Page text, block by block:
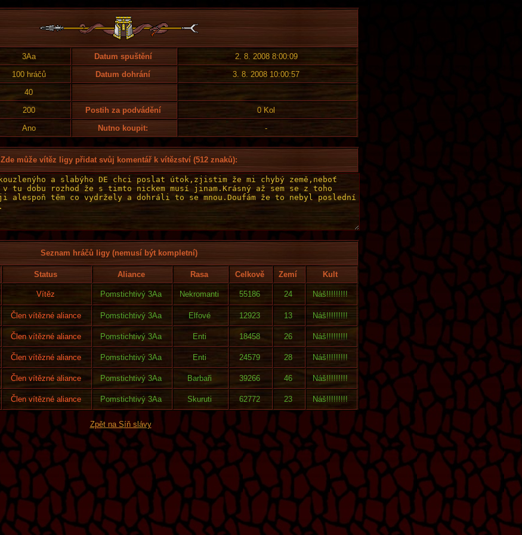
3Aa Datum spuštění
2. 8. 2008 8:00:09
100 hráčů Datum dohrání
3. 8. 2008 10:00:57
40
200 Postih za podvádění
0 Kol
Ano Nutno koupit: -
Zde může vítěz ligy přidat svůj komentář k vítězství (512 znaků):
Seznam hráčů ligy (nemusí být kompletní)
Status Aliance Rasa Celkově Zemí
Kult
Vítěz Pomstichtivý 3Aa Nekromanti 55186 24
Náš!!!!!!!!!
Člen vítězné aliance Pomstichtivý 3Aa Elfové 12923 13
Náš!!!!!!!!!
Člen vítězné aliance Pomstichtivý 3Aa Enti 18458 26
Náš!!!!!!!!!
Člen vítězné aliance Pomstichtivý 3Aa Enti 24579 28
Náš!!!!!!!!!
Člen vítězné aliance Pomstichtivý 3Aa Barbaři 39266 46
Náš!!!!!!!!!
Člen vítězné aliance Pomstichtivý 3Aa Skuruti 62772 23 Náš!!!!!!!!!
Zpět na Síň slávy